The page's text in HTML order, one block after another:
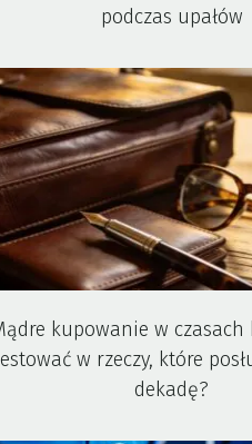
podczas upałów
kupowanie w czasach
w rzeczy, które
dekadę?